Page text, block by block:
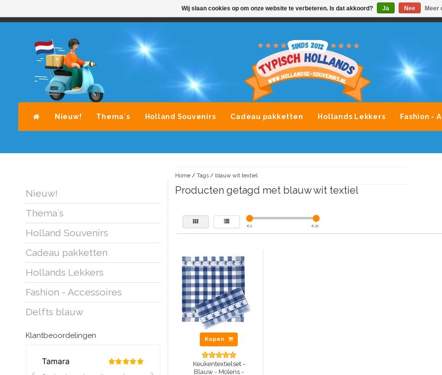
AVONDLEVERING MOGELIJK ALLE MERKEN SOUVENIRS
Nieuw! Thema`s Holland Souvenirs Cadeau pakketten Hollands Lekkers Fashion -
Nieuw!
Thema`s
Holland Souvenirs
Cadeau pakketten
Hollands Lekkers
Fashion - Accessoires
Delfts blauw
Klantbeoordelingen
Home/ Tags/ blauw wit textiel
Producten getagd met blauw wit textiel
€0 €20
Kopen
Keukentextielset -
Blauw - Molens -
Wij slaan cookies op om onze website te verbeteren. Is dat akkoord? Ja Nee Meer